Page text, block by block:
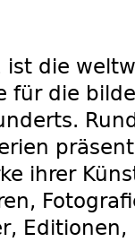
ist die
für die
ihrer
Editionen,